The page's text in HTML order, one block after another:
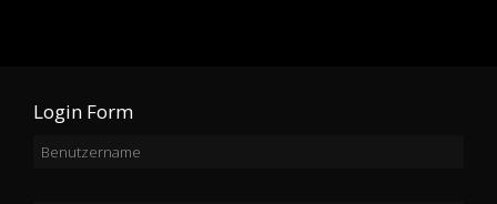
Login Form